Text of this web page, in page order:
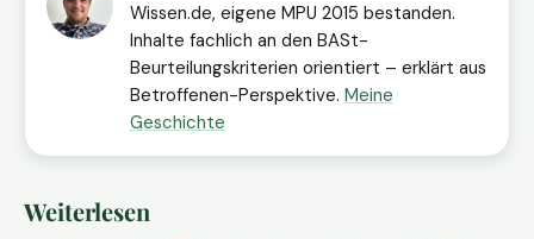
Wissen.de, eigene MPU 2015 bestanden.
Inhalte fachlich an den BASt-
Beurteilungskriterien orientiert – erklärt aus
Betroffenen-Perspektive. Meine
Geschichte
Weiterlesen